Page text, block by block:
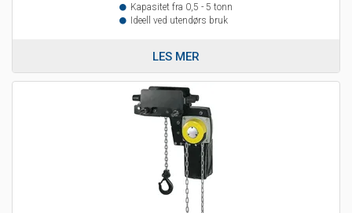
Kapasitet fra 0,5 - 5 tonn
Ideell ved utendørs bruk
LES MER